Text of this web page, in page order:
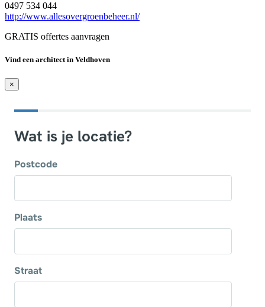
0497 534 044
http://www.allesovergroenbeheer.nl/
GRATIS offertes aanvragen
Vind een architect in Veldhoven
×